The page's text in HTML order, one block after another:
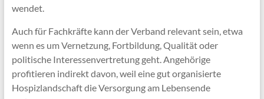
wendet.
Auch für Fachkräfte kann der Verband relevant sein, etwa
wenn es um Vernetzung, Fortbildung, Qualität oder
politische Interessenvertretung geht. Angehörige
profitieren indirekt davon, weil eine gut organisierte
Hospizlandschaft die Versorgung am Lebensende